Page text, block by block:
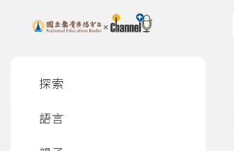
上方功能區塊
探索
語言